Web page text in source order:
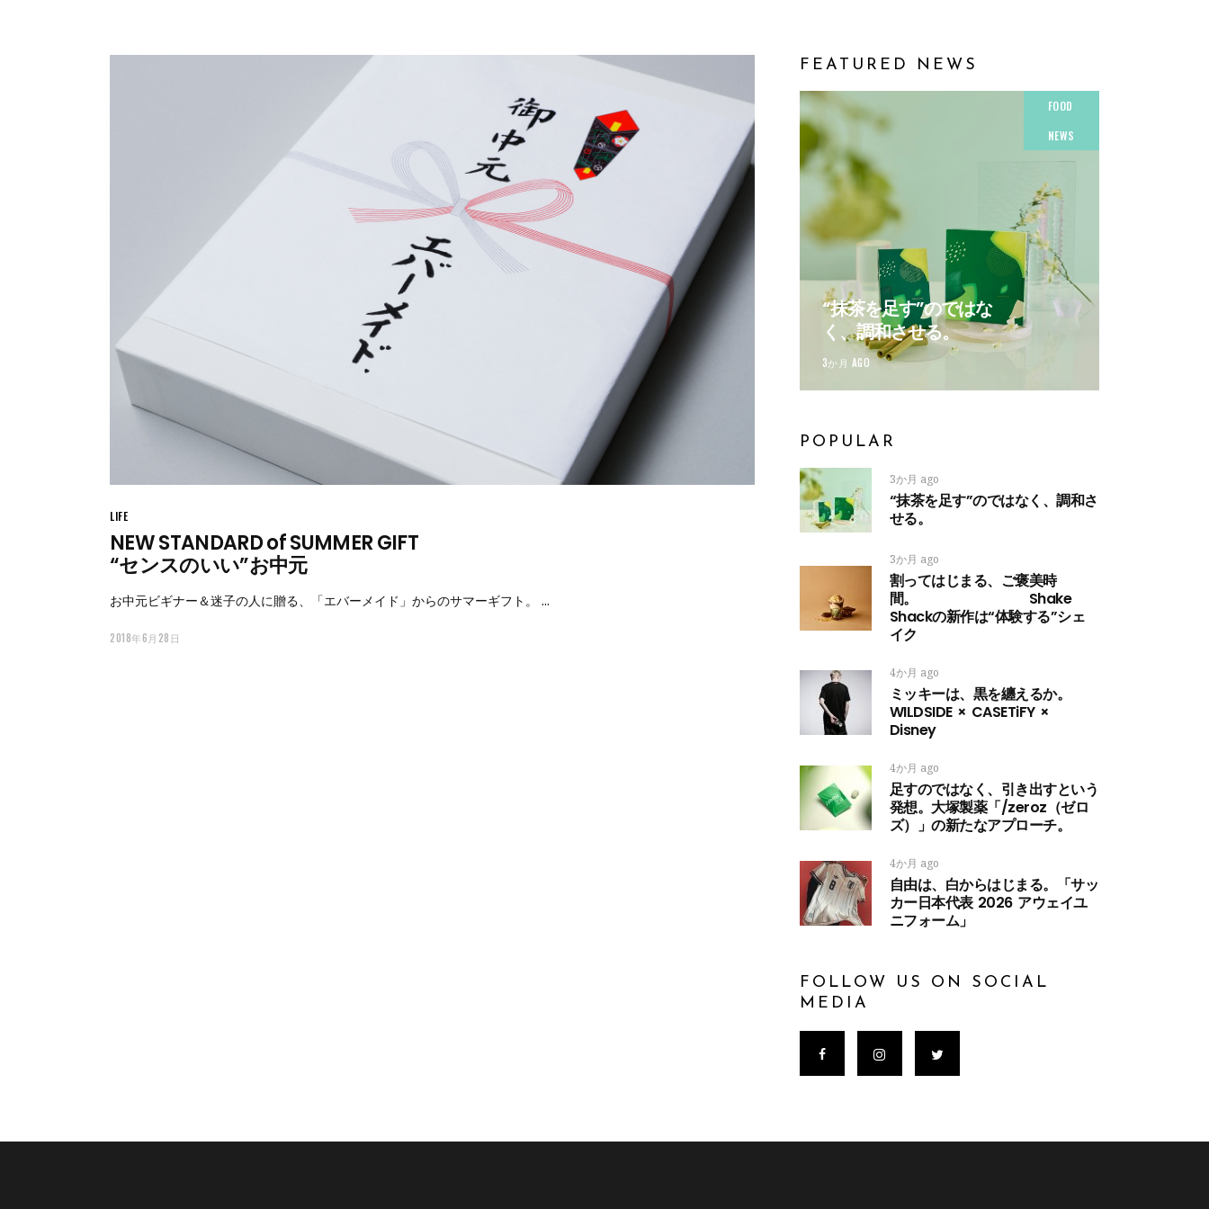
LIFE
NEW STANDARD of SUMMER GIFT
“センスのいい”お中元
お中元ビギナー＆迷子の人に贈る、「エバーメイド」からのサマーギフト。
2018年6月28日
FEATURED NEWS
FOOD
NEWS
“抹茶を足す”のではな
く、調和させる。
3か月 AGO
POPULAR
3か月 ago
“抹茶を足す”のではなく、調和さ
せる。
3か月 ago
割ってはじまる、ご褒美時
間。 Shake
Shackの新作は“体験する”シェ
イク
4か月 ago
ミッキーは、黒を纏えるか。
WILDSIDE × CASETiFY ×
Disney
4か月 ago
足すのではなく、引き出すという
発想。大塚製薬「/zeroz（ゼロ
ズ）」の新たなアプローチ。
4か月 ago
自由は、白からはじまる。「サッ
カー日本代表 2026 アウェイユ
ニフォーム」
FOLLOW US ON SOCIAL
MEDIA